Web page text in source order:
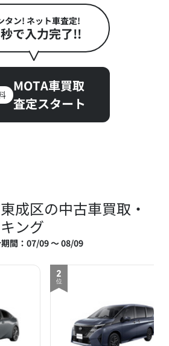
タン! ネット車査定!
秒で入力完了!!
MOTA車買取
査定スタート
成区の中古車買取・
ング
間：07/09 ～ 08/09
2
位